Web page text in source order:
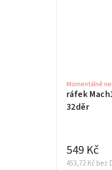
ráfek
32děr
Momentálně
453,72 Kč bez
549 Kč